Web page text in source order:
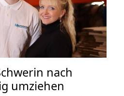
nach
umziehen